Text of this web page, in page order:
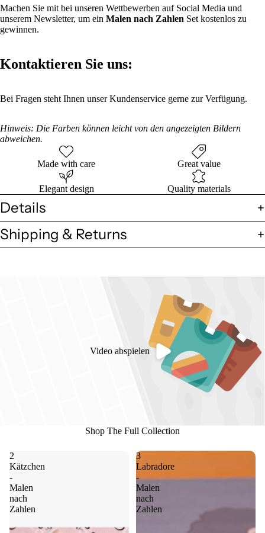
Machen Sie mit bei unseren Wettbewerben auf Social Media und
unserem Newsletter, um ein Malen nach Zahlen Set kostenlos zu
gewinnen.
Kontaktieren Sie uns:
Bei Fragen steht Ihnen unser Kundenservice gerne zur Verfügung.
Hinweis: Die Farben können leicht von den angezeigten Bildern
abweichen.
Made with care Great value
Elegant design Quality materials
Details
Shipping & Returns
Video abspielen
Shop The Full Collection
2
Kätzchen
-
Malen
nach
Zahlen
3
Labradore
-
Malen
nach
Zahlen